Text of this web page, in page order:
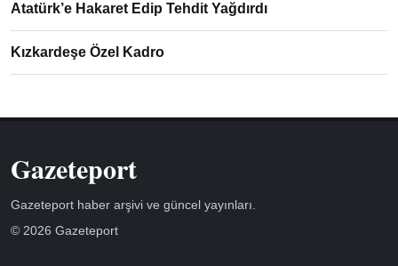
Atatürk’e Hakaret Edip Tehdit Yağdırdı
Kızkardeşe Özel Kadro
Gazeteport
Gazeteport haber arşivi ve güncel yayınları.
© 2026 Gazeteport